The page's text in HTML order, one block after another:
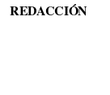
REDACCIÓN